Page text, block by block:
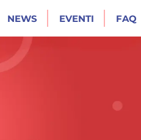
NEWS EVENTI FAQ